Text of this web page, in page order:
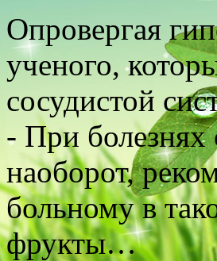
Опровергая
ученого,
сосудистой
- При болезнях
наоборот,
больному в
фрукты…